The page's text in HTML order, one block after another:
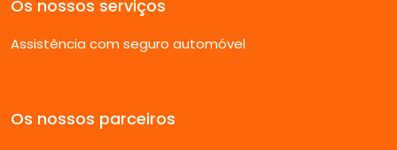
Os nossos serviços
Assistência com seguro automóvel
Os nossos parceiros